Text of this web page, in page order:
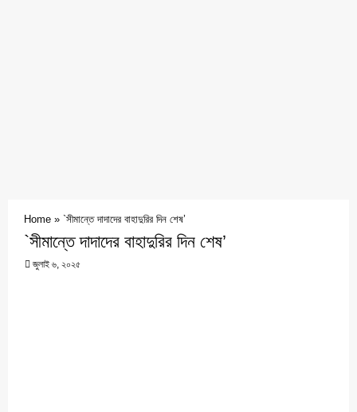
Home » `সীমান্তে দাদাদের বাহাদুরির দিন শেষ’
`সীমান্তে দাদাদের বাহাদুরির দিন শেষ’
জুলাই ৬, ২০২৫